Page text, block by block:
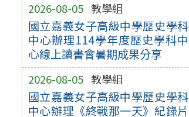
2026-08-05 教學組
國立嘉義女子高級中學歷史學科
中心辦理114學年度歷史學科中
心線上讀書會暑期成果分享
2026-08-05 教學組
國立嘉義女子高級中學歷史學科
中心辦理《終戰那一天》紀錄片